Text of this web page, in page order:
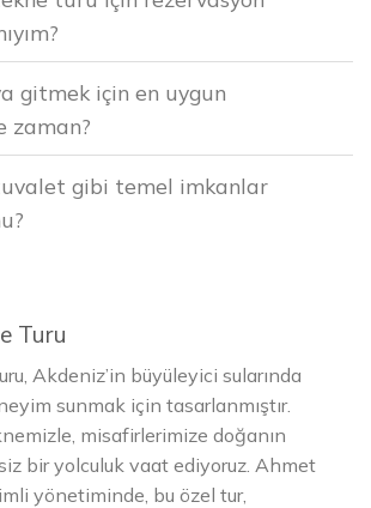
gitmek için en uygun
zaman?
gibi temel imkanlar
Turu
Akdeniz’in büyüleyici sularında
sunmak için tasarlanmıştır.
misafirlerimize doğanın
bir yolculuk vaat ediyoruz. Ahmet
yönetiminde, bu özel tur,